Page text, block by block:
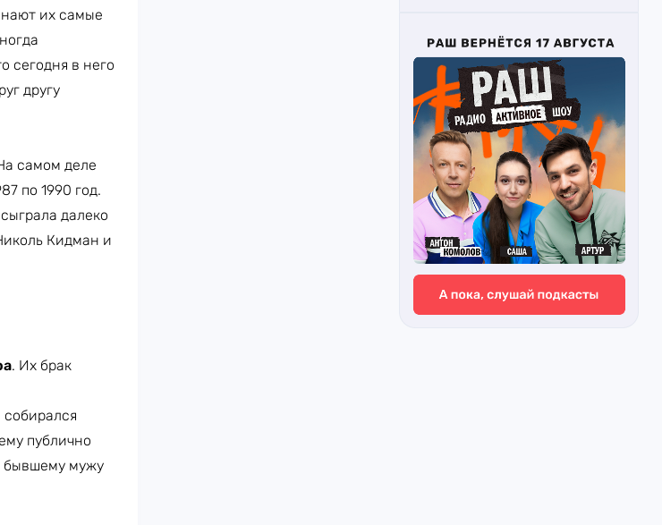
их самые
сегодня в него
другу
самом деле
по 1990 год.
далеко
Кидман и
. Их брак
публично
бывшему мужу